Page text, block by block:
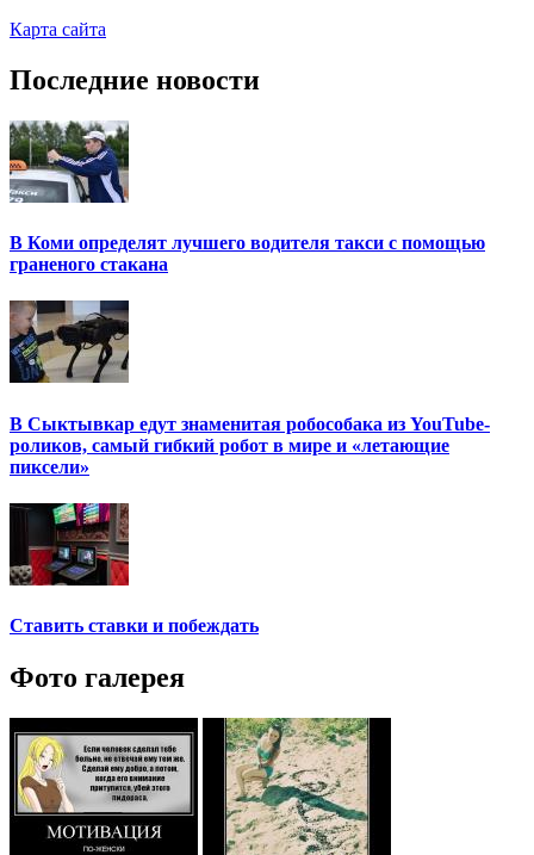
Карта сайта
Последние новости
В Коми определят лучшего водителя такси с помощью
граненого стакана
В Сыктывкар едут знаменитая робособака из YouTube-
роликов, самый гибкий робот в мире и «летающие
пиксели»
Ставить ставки и побеждать
Фото галерея